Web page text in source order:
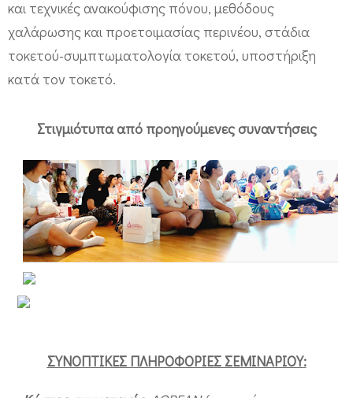
τ
ο
ύ
α
m
και τεχνικές ανακούφισης πόνου, μεθόδους
χαλάρωσης και προετοιμασίας περινέου, στάδια
τοκετού-συμπτωματολογία τοκετού, υποστήριξη
κατά τον τοκετό.
Στιγμιότυπα από προηγούμενες συναντήσεις
ΣΥΝΟΠΤΙΚΕΣ ΠΛΗΡΟΦΟΡΙΕΣ ΣΕΜΙΝΑΡΙΟΥ: